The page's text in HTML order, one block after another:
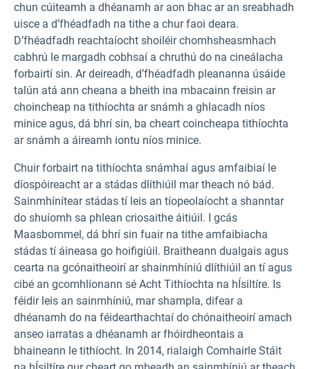
chun cúiteamh a dhéanamh ar aon bhac ar an sreabhadh
uisce a d’fhéadfadh na tithe a chur faoi deara.
D’fhéadfadh reachtaíocht shoiléir chomhsheasmhach
cabhrú le margadh cobhsaí a chruthú do na cineálacha
forbairtí sin. Ar deireadh, d’fhéadfadh pleananna úsáide
talún atá ann cheana a bheith ina mbacainn freisin ar
choincheap na tithíochta ar snámh a ghlacadh níos
minice agus, dá bhrí sin, ba cheart coincheapa tithíochta
ar snámh a áireamh iontu níos minice.
Chuir forbairt na tithíochta snámhaí agus amfaibiaí le
díospóireacht ar a stádas dlíthiúil mar theach nó bád.
Sainmhínítear stádas tí leis an tíopeolaíocht a shanntar
do shuíomh sa phlean criosaithe áitiúil. I gcás
Maasbommel, dá bhrí sin fuair na tithe amfaibiacha
stádas tí áineasa go hoifigiúil. Braitheann dualgais agus
cearta na gcónaitheoirí ar shainmhíniú dlíthiúil an tí agus
cibé an gcomhlíonann sé Acht Tithíochta na hÍsiltíre. Is
féidir leis an sainmhíniú, mar shampla, difear a
dhéanamh do na féidearthachtaí do chónaitheoirí amach
anseo iarratas a dhéanamh ar fhóirdheontais a
bhaineann le tithíocht. In 2014, rialaigh Comhairle Stáit